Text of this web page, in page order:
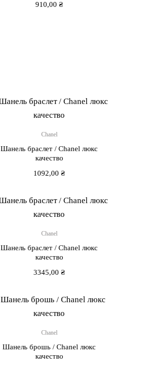
910,00₴
Chanel
Шанель браслет / Chanel люкс
качество
1092,00₴
Chanel
Шанель браслет / Chanel люкс
качество
3345,00₴
Chanel
Шанель брошь / Chanel люкс
качество